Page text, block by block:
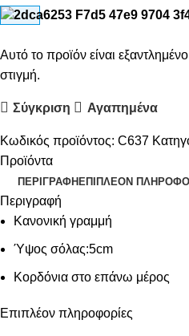
Αυτό το προϊόν είναι
στιγμή.
Σύγκριση Αγαπημένα
Κωδικός προϊόντος: C637
Προϊόντα
ΠΕΡΙΓΡΑΦΉ ΕΠΙΠΛΈΟΝ
Περιγραφή
Κανονική γραμμή
Ύψος σόλας:5cm
Κορδόνια στο επάνω μέρος
Επιπλέον πληροφορίες